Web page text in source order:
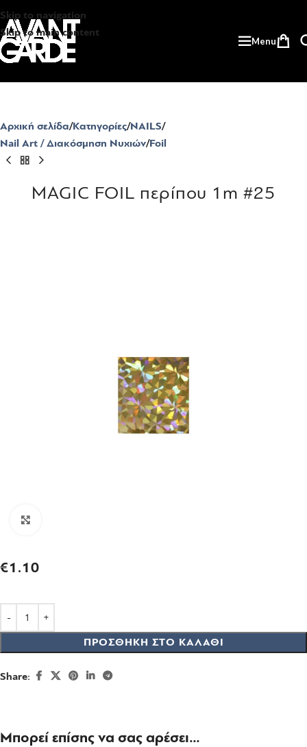
Skip to navigation
Skip to main content
Menu
Αρχική σελίδα Κατηγορίες NAILS
Nail Art / Διακόσμηση Νυχιών Foil
MAGIC FOIL περίπου 1m #25
€1.10
ΠΡΟΣΘΉΚΗ ΣΤΟ ΚΑΛΆΘΙ
Share:
Μπορεί επίσης να σας αρέσει…